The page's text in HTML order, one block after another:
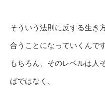
そういう法則に反する生き
合うことになっていくんです
もちろん、そのレベルは人
ばではなく、